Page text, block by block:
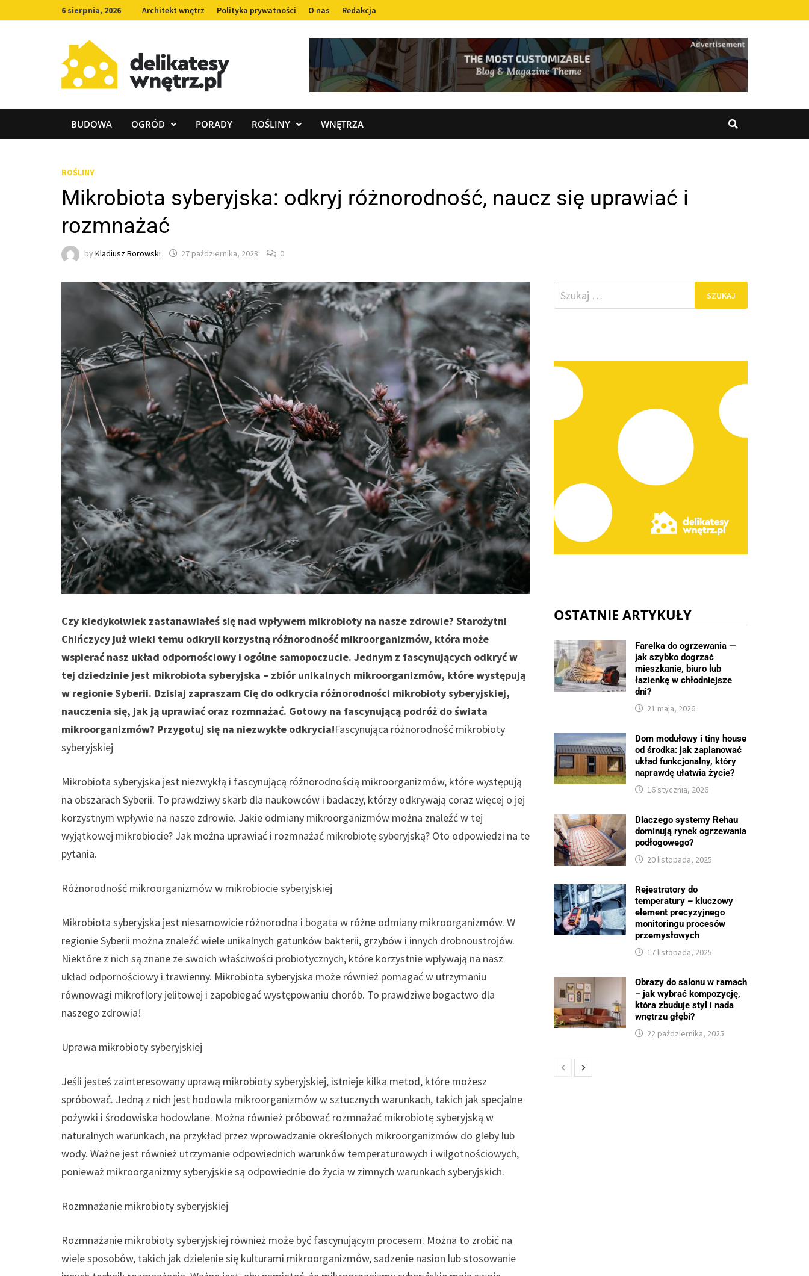
to
6 sierpnia, 2026 Architekt wnętrz Polityka prywatności O nas Redakcja
BUDOWA OGRÓD PORADY ROŚLINY WNĘTRZA
ROŚLINY
Mikrobiota syberyjska: odkryj różnorodność, naucz się uprawiać i
rozmnażać
by Kladiusz Borowski 27 października, 2023 0
Czy kiedykolwiek zastanawiałeś się nad wpływem mikrobioty na nasze zdrowie? Starożytni
Chińczycy już wieki temu odkryli korzystną różnorodność mikroorganizmów, która może
wspierać nasz układ odpornościowy i ogólne samopoczucie. Jednym z fascynujących odkryć w
tej dziedzinie jest mikrobiota syberyjska – zbiór unikalnych mikroorganizmów, które występują
w regionie Syberii. Dzisiaj zapraszam Cię do odkrycia różnorodności mikrobioty syberyjskiej,
nauczenia się, jak ją uprawiać oraz rozmnażać. Gotowy na fascynującą podróż do świata
mikroorganizmów? Przygotuj się na niezwykłe odkrycia!Fascynująca różnorodność mikrobioty
syberyjskiej
Mikrobiota syberyjska jest niezwykłą i fascynującą różnorodnością mikroorganizmów, które występują
na obszarach Syberii. To prawdziwy skarb dla naukowców i badaczy, którzy odkrywają coraz więcej o jej
korzystnym wpływie na nasze zdrowie. Jakie odmiany mikroorganizmów można znaleźć w tej
wyjątkowej mikrobiocie? Jak można uprawiać i rozmnażać mikrobiotę syberyjską? Oto odpowiedzi na te
pytania.
Różnorodność mikroorganizmów w mikrobiocie syberyjskiej
Mikrobiota syberyjska jest niesamowicie różnorodna i bogata w różne odmiany mikroorganizmów. W
regionie Syberii można znaleźć wiele unikalnych gatunków bakterii, grzybów i innych drobnoustrojów.
Niektóre z nich są znane ze swoich właściwości probiotycznych, które korzystnie wpływają na nasz
układ odpornościowy i trawienny. Mikrobiota syberyjska może również pomagać w utrzymaniu
równowagi mikroflory jelitowej i zapobiegać występowaniu chorób. To prawdziwe bogactwo dla
naszego zdrowia!
Uprawa mikrobioty syberyjskiej
Jeśli jesteś zainteresowany uprawą mikrobioty syberyjskiej, istnieje kilka metod, które możesz
spróbować. Jedną z nich jest hodowla mikroorganizmów w sztucznych warunkach, takich jak specjalne
pożywki i środowiska hodowlane. Można również próbować rozmnażać mikrobiotę syberyjską w
naturalnych warunkach, na przykład przez wprowadzanie określonych mikroorganizmów do gleby lub
wody. Ważne jest również utrzymanie odpowiednich warunków temperaturowych i wilgotnościowych,
ponieważ mikroorganizmy syberyjskie są odpowiednie do życia w zimnych warunkach syberyjskich.
Rozmnażanie mikrobioty syberyjskiej
Rozmnażanie mikrobioty syberyjskiej również może być fascynującym procesem. Można to zrobić na
wiele sposobów, takich jak dzielenie się kulturami mikroorganizmów, sadzenie nasion lub stosowanie
Szukaj:
OSTATNIE ARTYKUŁY
Farelka do ogrzewania —
jak szybko dogrzać
mieszkanie, biuro lub
łazienkę w chłodniejsze
dni?
21 maja, 2026
Dom modułowy i tiny house
od środka: jak zaplanować
układ funkcjonalny, który
naprawdę ułatwia życie?
16 stycznia, 2026
Dlaczego systemy Rehau
dominują rynek ogrzewania
podłogowego?
20 listopada, 2025
Rejestratory do
temperatury – kluczowy
element precyzyjnego
monitoringu procesów
przemysłowych
17 listopada, 2025
Obrazy do salonu w ramach
– jak wybrać kompozycję,
która zbuduje styl i nada
wnętrzu głębi?
22 października, 2025